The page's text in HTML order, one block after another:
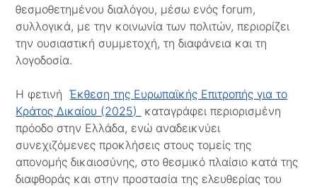
θεσμοθετημένου διαλόγου, μέσω ενός forum,
συλλογικά, με την κοινωνία των πολιτών, περιορίζει
την ουσιαστική συμμετοχή, τη διαφάνεια και τη
λογοδοσία.
Η φετινήΈκθεση της Ευρωπαϊκής Επιτροπής για το
Κράτος Δικαίου (2025)
καταγράφει περιορισμένη
πρόοδο στην Ελλάδα, ενώ αναδεικνύει
συνεχιζόμενες προκλήσεις στους τομείς της
απονομής δικαιοσύνης, στο θεσμικό πλαίσιο κατά της
διαφθοράς και στην προστασία της ελευθερίας του